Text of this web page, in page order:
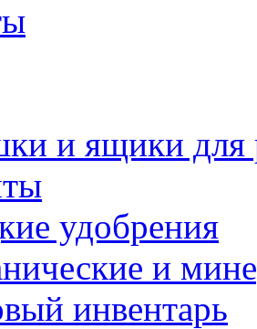
и ящики для
удобрения
и
инвентарь